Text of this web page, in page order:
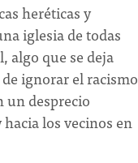
heréticas y
iglesia de todas
algo que se deja
ignorar el racismo
un desprecio
los vecinos en